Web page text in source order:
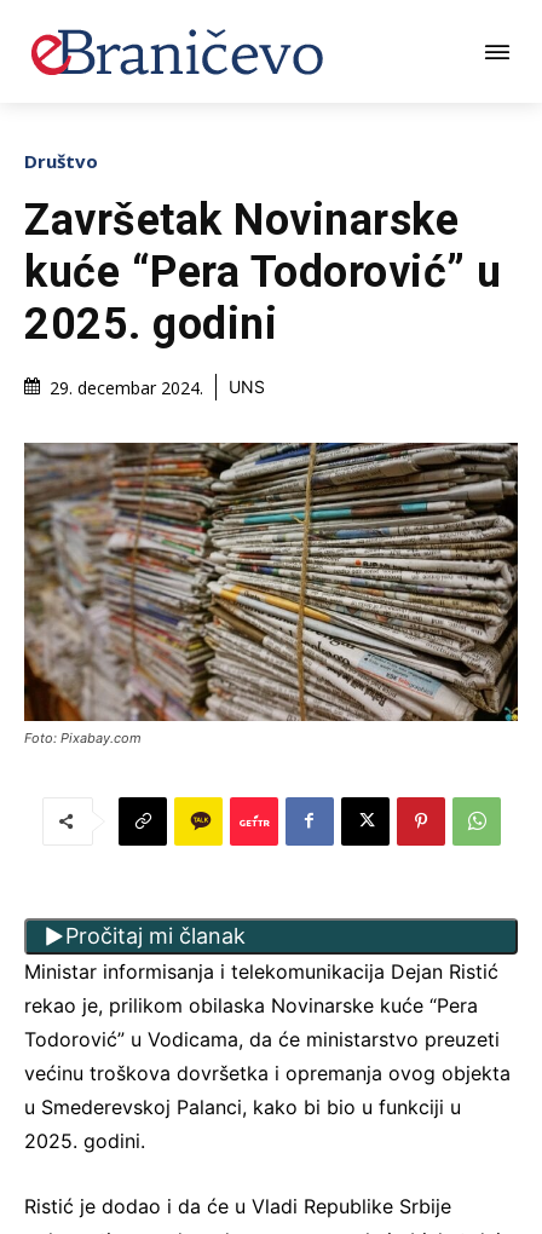
Društvo
Završetak Novinarske
kuće “Pera Todorović” u
2025. godini
29. decembar 2024. UNS
Foto: Pixabay.com
Pročitaj mi članak
Ministar informisanja i telekomunikacija Dejan Ristić
rekao je, prilikom obilaska Novinarske kuće “Pera
Todorović” u Vodicama, da će ministarstvo preuzeti
većinu troškova dovršetka i opremanja ovog objekta
u Smederevskoj Palanci, kako bi bio u funkciji u
2025. godini.
Ristić je dodao i da će u Vladi Republike Srbije